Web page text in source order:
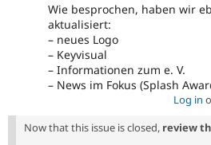
Wie besprochen, haben wir
aktualisiert:
– neues Logo
– Keyvisual
– Informationen zum e. V.
– News im Fokus (Splash
Log in
Now that this issue is closed, review